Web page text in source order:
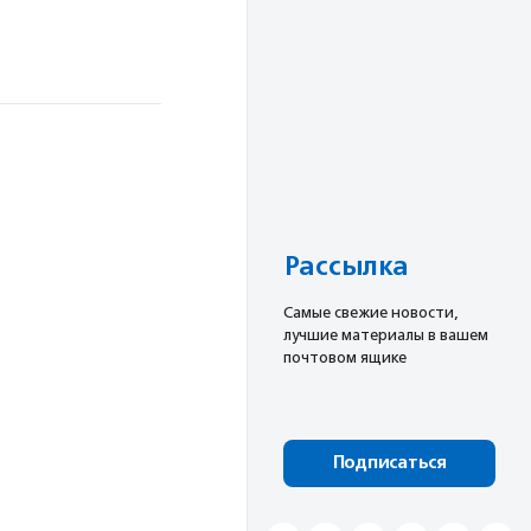
Рассылка
Cамые свежие новости,
лучшие материалы в вашем
почтовом ящике
Подписаться